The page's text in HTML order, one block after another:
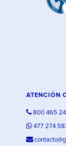
ATENCIÓN
800 465
477 274